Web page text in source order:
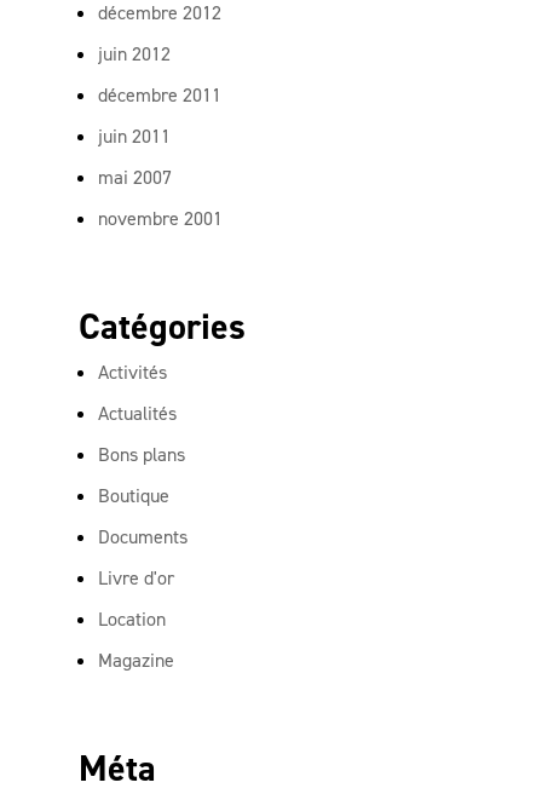
décembre 2012
juin 2012
décembre 2011
juin 2011
mai 2007
novembre 2001
Catégories
Activités
Actualités
Bons plans
Boutique
Documents
Livre d'or
Location
Magazine
Méta